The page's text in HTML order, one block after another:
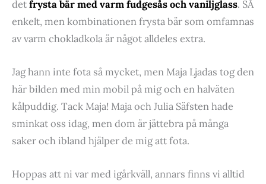
detfrysta bär med varm fudgesås och vaniljglass. SÅ
enkelt, men kombinationen frysta bär som omfamnas
av varm chokladkola är något alldeles extra.
Jag hann inte fota så mycket, men Maja Ljadas tog den
här bilden med min mobil på mig och en halväten
kålpuddig. Tack Maja! Maja och Julia Säfsten hade
sminkat oss idag, men dom är jättebra på många
saker och ibland hjälper de mig att fota.
Hoppas att ni var med igårkväll, annars finns vi alltid